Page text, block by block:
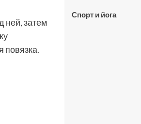
ней, затем
повязка.
Спорт и йога